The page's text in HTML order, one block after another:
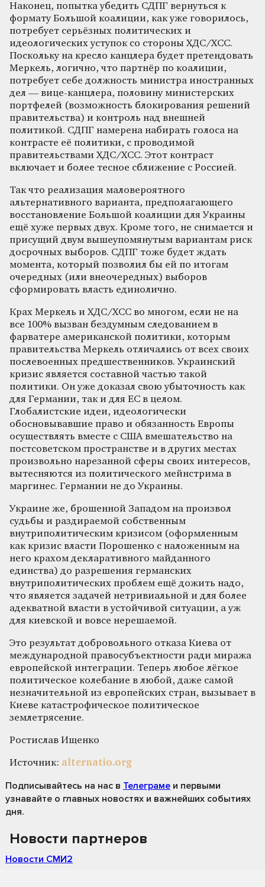
Наконец, попытка убедить СДПГ вернуться к
формату Большой коалиции, как уже говорилось,
потребует серьёзных политических и
идеологических уступок со стороны ХДС/ХСС.
Поскольку на кресло канцлера будет претендовать
Меркель, логично, что партнёр по коалиции,
потребует себе должность министра иностранных
дел — вице-канцлера, половину министерских
портфелей (возможность блокирования решений
правительства) и контроль над внешней
политикой. СДПГ намерена набирать голоса на
контрасте её политики, с проводимой
правительствами ХДС/ХСС. Этот контраст
включает и более тесное сближение с Россией.
Так что реализация маловероятного
альтернативного варианта, предполагающего
восстановление Большой коалиции для Украины
ещё хуже первых двух. Кроме того, не снимается и
присущий двум вышеупомянутым вариантам риск
досрочных выборов. СДПГ тоже будет ждать
момента, который позволил бы ей по итогам
очередных (или внеочередных) выборов
сформировать власть единолично.
Крах Меркель и ХДС/ХСС во многом, если не на
все 100% вызван бездумным следованием в
фарватере американской политики, которым
правительства Меркель отличались от всех своих
послевоенных предшественников. Украинский
кризис является составной частью такой
политики. Он уже доказал свою убыточность как
для Германии, так и для ЕС в целом.
Глобалистские идеи, идеологически
обосновывавшие право и обязанность Европы
осуществлять вместе с США вмешательство на
постсоветском пространстве и в других местах
произвольно нарезанной сферы своих интересов,
вытесняются из политического мейнстрима в
маргинес. Германии не до Украины.
Украине же, брошенной Западом на произвол
судьбы и раздираемой собственным
внутриполитическим кризисом (оформленным
как кризис власти Порошенко с наложенным на
него крахом декларативного майданного
единства) до разрешения германских
внутриполитических проблем ещё дожить надо,
что является задачей нетривиальной и для более
адекватной власти в устойчивой ситуации, а уж
для киевской и вовсе нерешаемой.
Это результат добровольного отказа Киева от
международной правосубъектности ради миража
европейской интеграции. Теперь любое лёгкое
политическое колебание в любой, даже самой
незначительной из европейских стран, вызывает в
Киеве катастрофическое политическое
землетрясение.
Ростислав Ищенко
Источник: alternatio.org
Подписывайтесь на нас в Телеграме и первыми
узнавайте о главных новостях и важнейших событиях
дня.
Новости партнеров
Новости СМИ2